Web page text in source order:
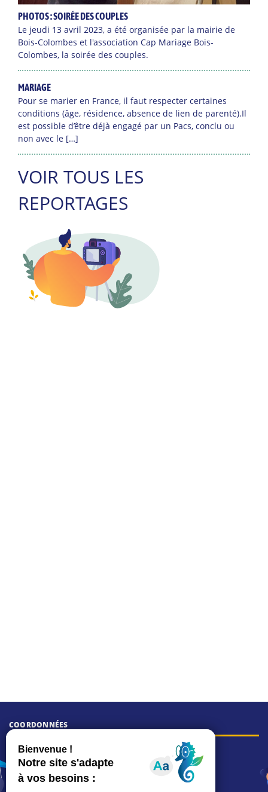
PHOTOS : SOIRÉE DES COUPLES
Le jeudi 13 avril 2023, a été organisée par la mairie de
Bois-Colombes et l'association Cap Mariage Bois-
Colombes, la soirée des couples.
MARIAGE
Pour se marier en France, il faut respecter certaines
conditions (âge, résidence, absence de lien de parenté).Il
est possible d’être déjà engagé par un Pacs, conclu ou
non avec le […]
VOIR TOUS LES
REPORTAGES
COORDONNÉES
Hôtel de ville
15, rue Charles-Duflos
01 41 19 83 00